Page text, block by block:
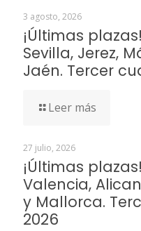
3 agosto, 2026
¡Últimas
Sevilla, Jerez,
Jaén. Tercer
Leer más
27 julio, 2026
¡Últimas
Valencia,
y Mallorca.
2026